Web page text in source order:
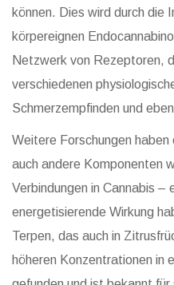
können. Dies wird durch die
körpereignen
Netzwerk von Rezeptoren,
verschiedenen
Schmerzempfinden und
Weitere Forschungen
auch andere Komponenten
Verbindungen in Cannabis –
energetisierende Wirkung
Terpen, das auch in
höheren Konzentrationen in